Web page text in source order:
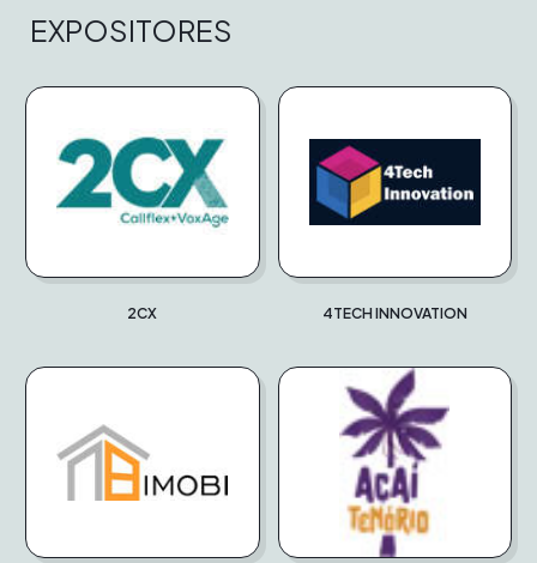
EXPOSITORES
2CX 4TECH INNOVATION